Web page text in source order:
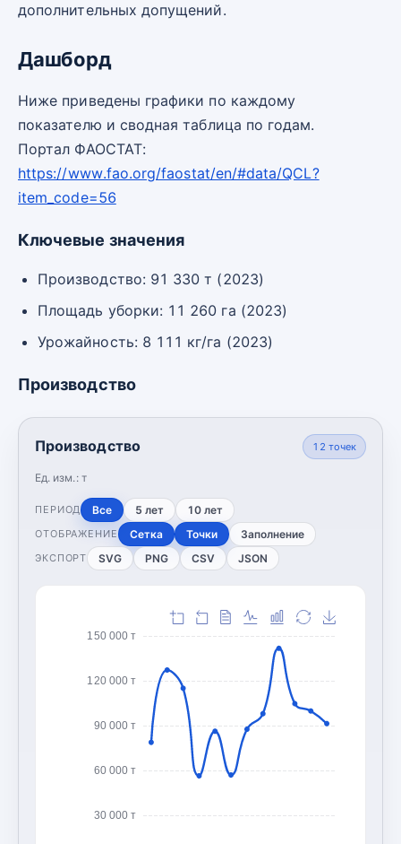
дополнительных допущений.
Дашборд
Ниже приведены графики по каждому
показателю и сводная таблица по годам.
Портал ФАОСТАТ:
https://www.fao.org/faostat/en/#data/QCL?
item_code=56
Ключевые значения
Производство: 91 330 т (2023)
Площадь уборки: 11 260 га (2023)
Урожайность: 8 111 кг/га (2023)
Производство
Производство
Ед. изм.: т
12 точек
ПЕРИОД Все 5 лет 10 лет
ОТОБРАЖЕНИЕ Сетка Точки Заполнение
ЭКСПОРТ SVG PNG CSV JSON
30 000 т
60 000 т
90 000 т
120 000 т
150 000 т